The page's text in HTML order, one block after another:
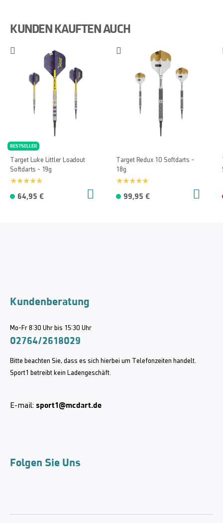
KUNDEN KAUFTEN AUCH
BESTSELLER
Target Luke Littler Loadout
Softdarts - 19g
64,95 €
Target Redux 10 Softdarts -
18g
99,95 €
Kundenberatung
Mo-Fr 8:30 Uhr bis 15:30 Uhr
02764/2618029
Bitte beachten Sie, dass es sich hierbei um Telefonzeiten handelt.
Sport1 betreibt kein Ladengeschäft.
E-mail: sport1@mcdart.de
Folgen Sie Uns